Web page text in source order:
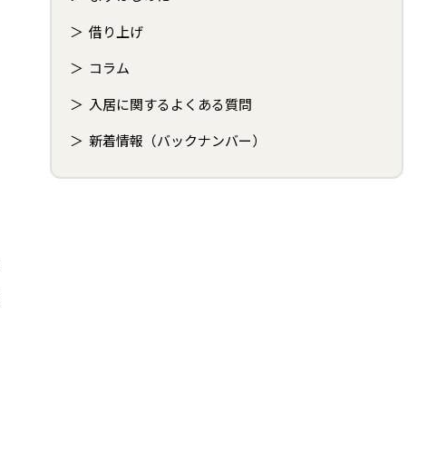
借り上げ
コラム
入居に関するよくある質問
新着情報（バックナンバー）